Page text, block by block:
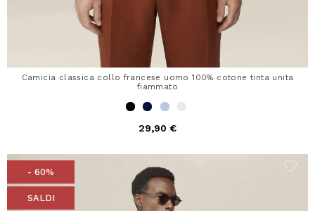
Camicia classica collo francese uomo 100% cotone tinta unita
fiammato
29,90 €
- 60%
SALDI